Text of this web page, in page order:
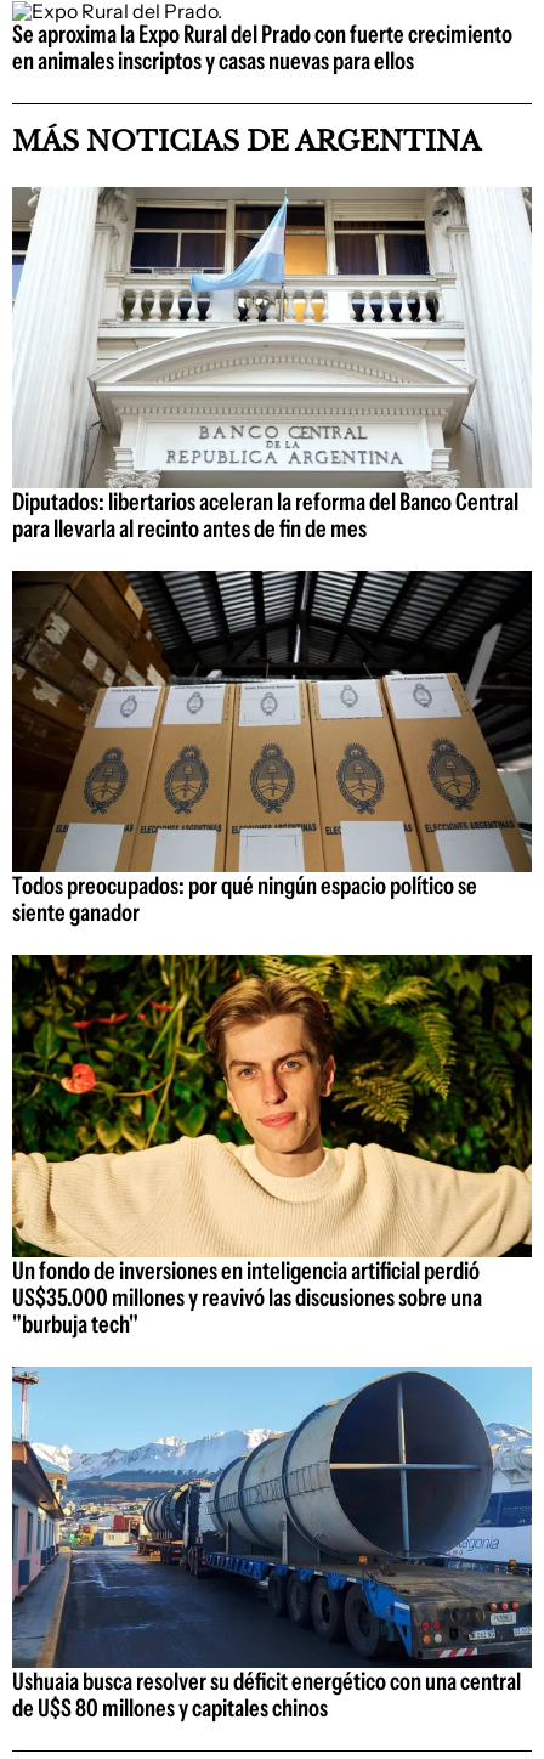
Se aproxima la Expo Rural del Prado con fuerte crecimiento
en animales inscriptos y casas nuevas para ellos
MÁS NOTICIAS DE ARGENTINA
Diputados: libertarios aceleran la reforma del Banco Central
para llevarla al recinto antes de fin de mes
Todos preocupados: por qué ningún espacio político se
siente ganador
Un fondo de inversiones en inteligencia artificial perdió
US$35.000 millones y reavivó las discusiones sobre una
"burbuja tech"
Ushuaia busca resolver su déficit energético con una central
de U$S 80 millones y capitales chinos